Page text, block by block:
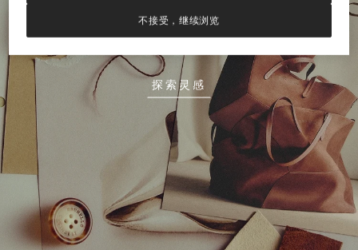
探索灵感
不接受，继续浏览